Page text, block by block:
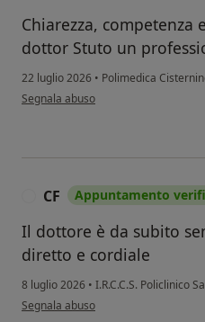
Chiarezza,
dottor Stuto un
22 luglio 2026 • Polimedica
secondo l'opinione dell'utente A.P.
Segnala abuso
CF Appuntamento
Il dottore è da subito
diretto e cordiale
8 luglio 2026 • I.R.C.C.S. Policlinico
secondo l'opinione dell'utente CF
Segnala abuso